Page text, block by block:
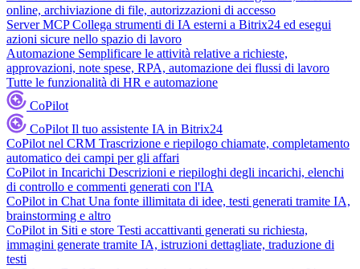
online, archiviazione di file, autorizzazioni di accesso
Server MCP Collega strumenti di IA esterni a Bitrix24 ed esegui
azioni sicure nello spazio di lavoro
Automazione Semplificare le attività relative a richieste,
approvazioni, note spese, RPA, automazione dei flussi di lavoro
Tutte le funzionalità di HR e automazione
CoPilot
CoPilot Il tuo assistente IA in Bitrix24
CoPilot nel CRM Trascrizione e riepilogo chiamate, completamento
automatico dei campi per gli affari
CoPilot in Incarichi Descrizioni e riepiloghi degli incarichi, elenchi
di controllo e commenti generati con l'IA
CoPilot in Chat Una fonte illimitata di idee, testi generati tramite IA,
brainstorming e altro
CoPilot in Siti e store Testi accattivanti generati su richiesta,
immagini generate tramite IA, istruzioni dettagliate, traduzione di
testi